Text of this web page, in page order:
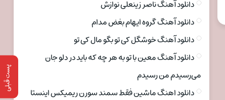
پست قبلی
دانلود آهنگ ناصر زینعلی نوازش
دانلود آهنگ گروه ایهام بغض مدام
دانلود آهنگ خوشگل کی تو بگو مال کی تو
دانلود آهنگ معین با تو به هر چه که باید در دلو جان
می‌رسیدم من رسیدم
دانلود اهنگ ماشین فقط سمند سورن ریمیکس اینستا